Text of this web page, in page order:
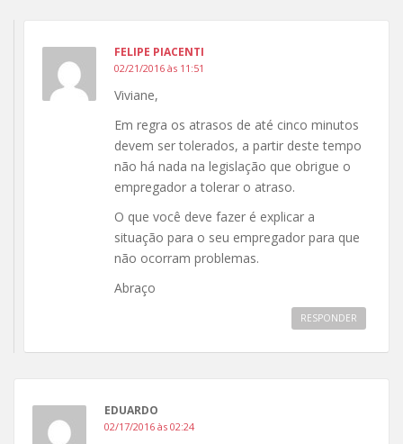
FELIPE PIACENTI
02/21/2016 às 11:51
Viviane,
Em regra os atrasos de até cinco minutos
devem ser tolerados, a partir deste tempo
não há nada na legislação que obrigue o
empregador a tolerar o atraso.
O que você deve fazer é explicar a
situação para o seu empregador para que
não ocorram problemas.
Abraço
RESPONDER
EDUARDO
02/17/2016 às 02:24